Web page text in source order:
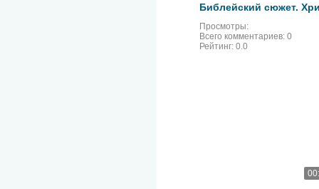
Просмотры:
Всего комментариев: 0
Рейтинг: 0.0